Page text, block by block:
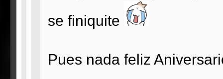
se finiquite
Pues nada feliz